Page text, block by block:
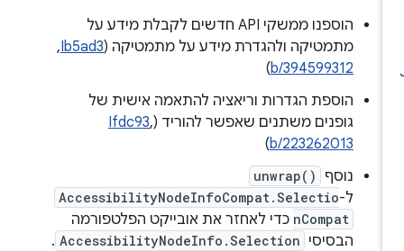
הוספנו ממשקי API חדשים לקבלת מידע על
מתמטיקה ולהגדרת מידע על מתמטיקה (Ib5ad3
, ‏
b/394599312
)
הוספת הגדרות וריאציה להתאמה אישית של
גופנים משתנים שאפשר להוריד ( Ifdc93,
b/223262013
)
נוסף unwrap()
AccessibilityNodeInfoCompat.Selectio
nCompatכדי לאחזר את אובייקט הפלטפורמה
הבסיסי AccessibilityNodeInfo.Selection
.